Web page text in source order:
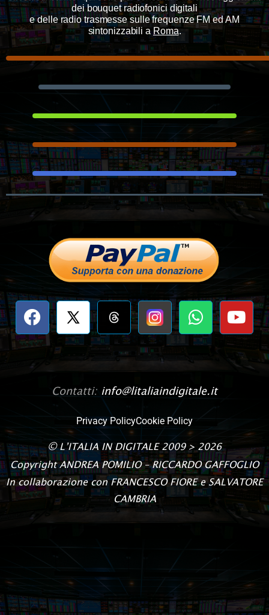
dei bouquet radiofonici digitali
e delle radio trasmesse sulle frequenze FM ed AM
sintonizzabili a Roma.
Contatti: info@litaliaindigitale.it
Privacy PolicyCookie Policy
© L’ITALIA IN DIGITALE2009 > 2026
CopyrightANDREA POMILIO – RICCARDO GAFFOGLIO
In collaborazione con FRANCESCO FIORE e SALVATORE
CAMBRIA